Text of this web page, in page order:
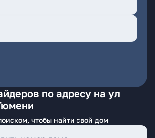
по адресу на ул
чтобы найти свой дом